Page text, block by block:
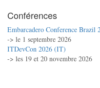
Conférences
Embarcadero Conference Brazil
-> le 1 septembre 2026
ITDevCon 2026 (IT)
-> les 19 et 20 novembre 2026